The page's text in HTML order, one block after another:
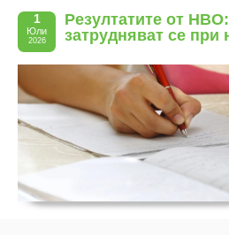
1
Юли
2026
Резултатите от
затрудняват се при